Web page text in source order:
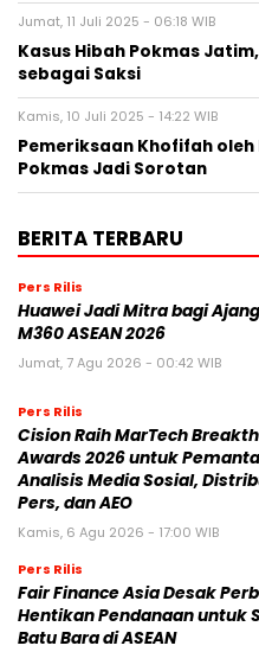
Jumat, 11 Juli 2025 - 06:18 WIB
Kasus Hibah Pokmas
sebagai Saksi
Kamis, 10 Juli 2025 - 14:22 WIB
Pemeriksaan Khofifah oleh
Pokmas Jadi Sorotan
BERITA TERBARU
Pers Rilis
Huawei Jadi Mitra bagi
M360 ASEAN 2026
Jumat, 7 Agu 2026 - 00:42 WIB
Pers Rilis
Cision Raih MarTech
Awards 2026 untuk
Analisis Media Sosial,
Pers, dan AEO
Kamis, 6 Agu 2026 - 17:00 WIB
Pers Rilis
Fair Finance Asia Desak
Hentikan Pendanaan untuk
Batu Bara di ASEAN